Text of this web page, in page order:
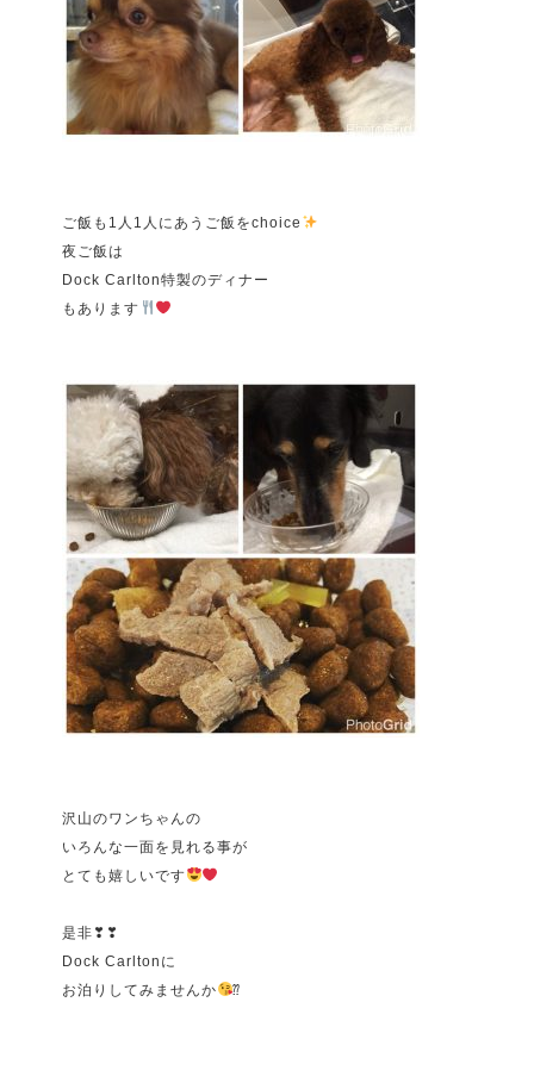
ご飯も1人1人にあうご飯をchoice
夜ご飯は
Dock Carlton特製のディナー
もあります
沢山のワンちゃんの
いろんな一面を見れる事が
とても嬉しいです
是非 ❣❣
Dock Carltonに
お泊りしてみませんか
⁇